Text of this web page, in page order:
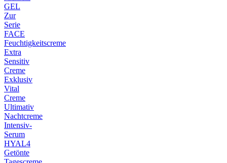
GEL
Zur
Serie
FACE
Feuchtigkeitscreme
Extra
Sensitiv
Creme
Exklusiv
Vital
Creme
Ultimativ
Nachtcreme
Intensiv-
Serum
HYAL4
Getönte